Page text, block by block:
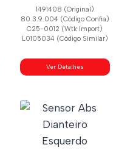
1491408 (Original)
80.3.9.004 (Código Confia)
C25-0012 (Wtk Import)
L0105034 (Código Similar)
Ver Detalhes